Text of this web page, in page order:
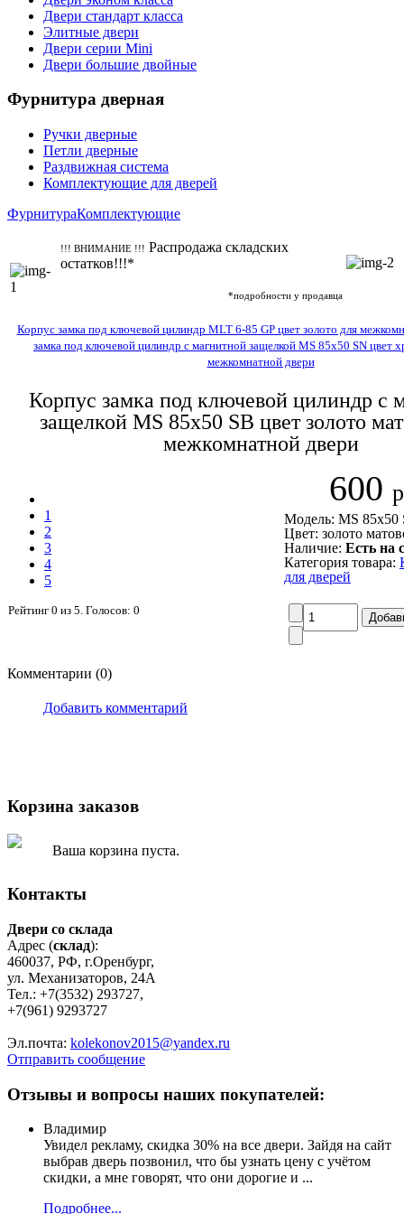
Двери стандарт класса
Элитные двери
Двери серии Mini
Двери большие двойные
Фурнитура дверная
Ручки дверные
Петли дверные
Раздвижная система
Комплектующие для дверей
ФурнитураКомплектующие
!!! ВНИМАНИЕ !!! Распродажа складских
остатков!!!*
*подробности у продавца
Корпус замка под ключевой цилиндр MLT 6-85 GP цвет золото для
замка под ключевой цилиндр с магнитной защелкой МS 85x50 SN цвет
межкомнатной двери
Корпус замка под ключевой цилиндр с
защелкой МS 85x50 SB цвет золото
межкомнатной двери
1
2
3
4
5
Рейтинг 0 из 5. Голосов: 0
600 р
Модель: МS 85x50
Цвет: золото
Наличие: Есть на
Категория товара:
для дверей
Комментарии (0)
Добавить комментарий
Корзина заказов
Ваша корзина пуста.
Контакты
Двери со склада
Адрес (склад):
460037, РФ, г.Оренбург,
ул. Механизаторов, 24А
Тел.: +7(3532) 293727,
+7(961) 9293727
Эл.почта: kolekonov2015@yandex.ru
Отправить сообщение
Отзывы и вопросы наших покупателей:
Владимир
Увидел рекламу, скидка 30% на все двери. Зайдя на сайт
выбрав дверь позвонил, что бы узнать цену с учётом
скидки, а мне говорят, что они дорогие и ...
Подробнее...